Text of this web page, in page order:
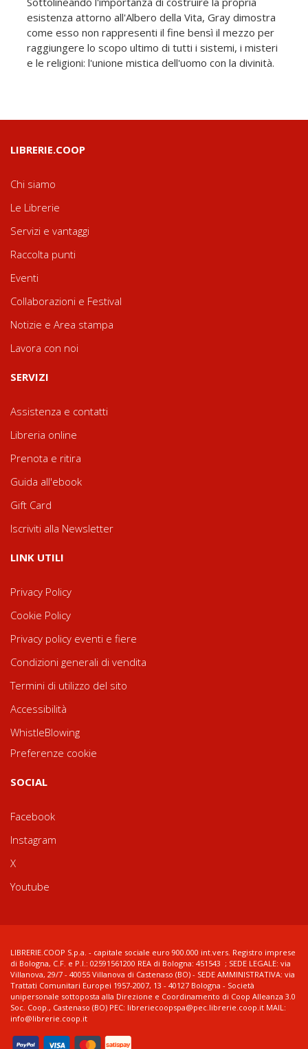
esistenza attorno all'Albero della Vita, Gray dimostra
come esso non rappresenti il fine bensì il mezzo per
raggiungere lo scopo ultimo di tutti i sistemi, i misteri
e le religioni: l'unione mistica dell'uomo con la divinità.
LIBRERIE.COOP
Chi siamo
Le Librerie
Servizi e vantaggi
Raccolta punti
Eventi
Collaborazioni e Festival
Notizie e Area stampa
Lavora con noi
SERVIZI
Assistenza e contatti
Libreria online
Prenota e ritira
Guida all'ebook
Gift Card
Iscriviti alla Newsletter
LINK UTILI
Privacy Policy
Cookie Policy
Privacy policy eventi e fiere
Condizioni generali di vendita
Termini di utilizzo del sito
Accessibilità
WhistleBlowing
Preferenze cookie
SOCIAL
Facebook
Instagram
X
Youtube
LIBRERIE.COOP S.p.a. - capitale sociale euro 900.000 int.vers. Registro imprese
di Bologna, C.F. e P.I.: 02591561200 REA di Bologna: 451543 ; SEDE LEGALE: via
Villanova, 29/7 - 40055 Villanova di Castenaso (BO) - SEDE AMMINISTRATIVA: via
Trattati Comunitari Europei 1957-2007, 13 - 40127 Bologna - Società
unipersonale sottoposta alla Direzione e Coordinamento di Coop Alleanza 3.0
Soc. Coop., Castenaso (BO) PEC: libreriecoopspa@pec.librerie.coop.it MAIL:
info@librerie.coop.it